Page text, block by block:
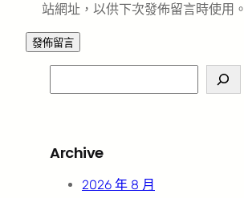
站網址，以供下次發佈留言時使用。
e
c
Archive
2026 年 8 月